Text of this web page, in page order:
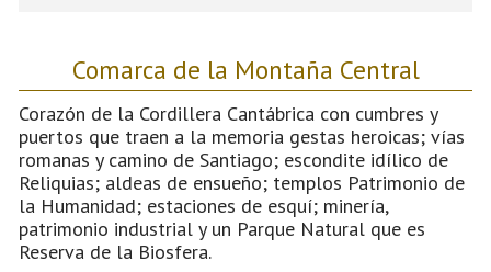
Comarca de la Montaña Central
Corazón de la Cordillera Cantábrica con cumbres y
puertos que traen a la memoria gestas heroicas; vías
romanas y camino de Santiago; escondite idílico de
Reliquias; aldeas de ensueño; templos Patrimonio de
la Humanidad; estaciones de esquí; minería,
patrimonio industrial y un Parque Natural que es
Reserva de la Biosfera.